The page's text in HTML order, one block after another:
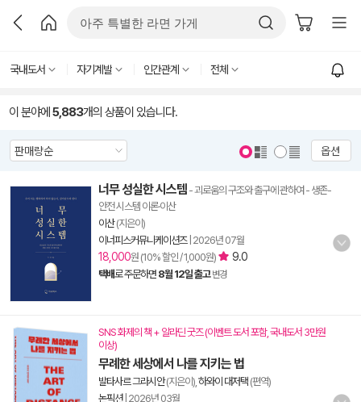
국내도서 자기계발 인간관계 전체
이 분야에 5,883개의 상품이 있습니다.
옵션
너무 성실한 시스템 - 괴로움의 구조와 출구에 관하여 - 생존-
안전 시스템 이론·이산
이산(지은이)
이너피스커뮤니케이션즈| 2026년 07월
18,000원 (10% 할인 / 1,000원) 9.0
택배로 주문하면 8월 12일 출고 변경
SNS 화제의 책 + 알라딘 굿즈 (이벤트 도서 포함, 국내도서 3만원
이상)
무례한 세상에서 나를 지키는 법
발타사르 그라시안(지은이), 하와이 대저택 (편역)
논픽션| 2026년 03월